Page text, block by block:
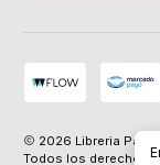
2026 Libreria
Todos los derechos